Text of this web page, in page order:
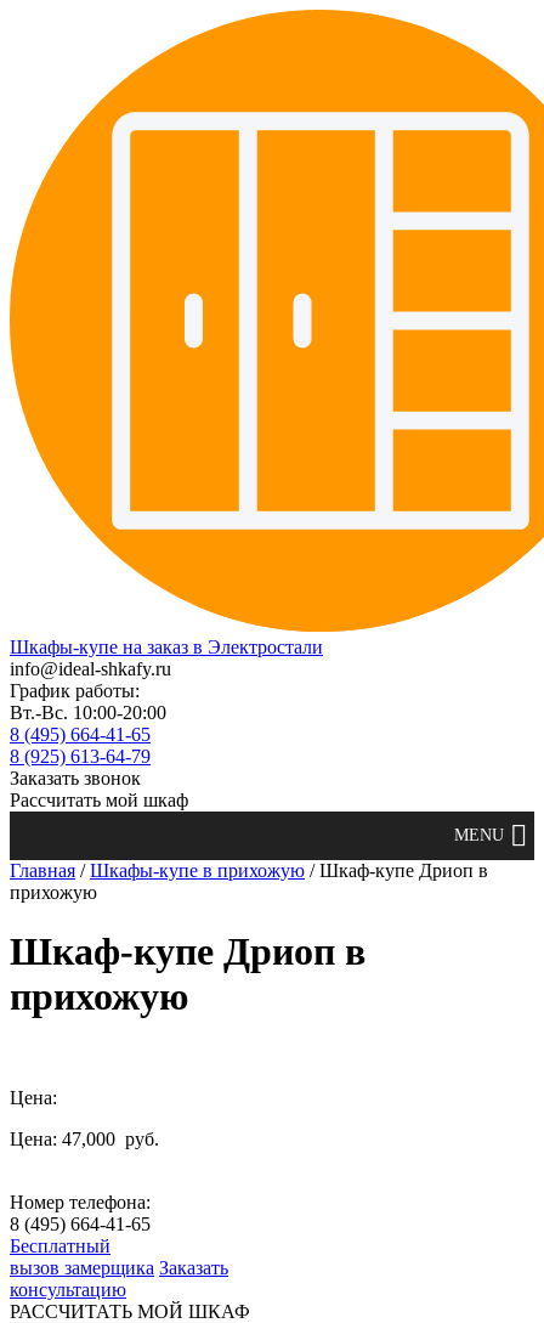
Шкафы-купе на заказ в Электростали
info@ideal-shkafy.ru
График работы:
Вт.-Вс. 10:00-20:00
8 (495) 664-41-65
8 (925) 613-64-79
Заказать звонок
Рассчитать мой шкаф
Главная /Шкафы-купе в прихожую / Шкаф-купе Дриоп в
прихожую
Шкаф-купе Дриоп в
прихожую
Цена:
Цена: 47,000 руб.
Номер телефона:
8 (495) 664-41-65
Бесплатный
вызов замерщика Заказать
консультацию
РАССЧИТАТЬ МОЙ ШКАФ